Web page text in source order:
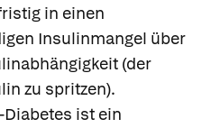
in einen
Insulinmangel über
(der
zu spritzen).
ist ein